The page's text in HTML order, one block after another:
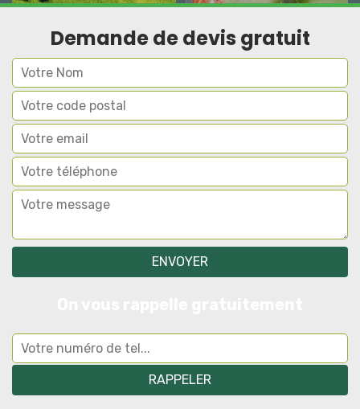
Demande de devis gratuit